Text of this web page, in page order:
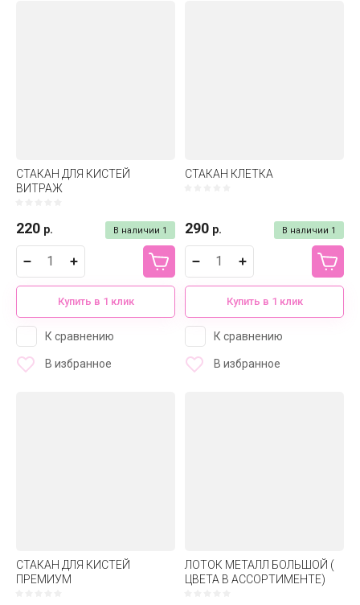
СТАКАН ДЛЯ КИСТЕЙ
ВИТРАЖ
В наличии 1
220 р.
Купить в 1 клик
К сравнению
В избранное
СТАКАН КЛЕТКА
В наличии 1
290 р.
Купить в 1 клик
К сравнению
В избранное
СТАКАН ДЛЯ КИСТЕЙ
ПРЕМИУМ
ЛОТОК МЕТАЛЛ БОЛЬШОЙ (
ЦВЕТА В АССОРТИМЕНТЕ)